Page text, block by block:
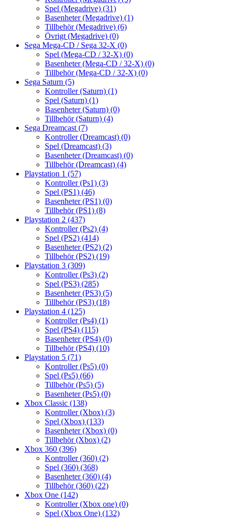
Spel (Megadrive) (31)
Basenheter (Megadrive) (1)
Tillbehör (Megadrive) (6)
Övrigt (Megadrive) (0)
Sega Mega-CD / Sega 32-X (0)
Spel (Mega-CD / 32-X) (0)
Basenheter (Mega-CD / 32-X) (0)
Tillbehör (Mega-CD / 32-X) (0)
Sega Saturn (5)
Kontroller (Saturn) (1)
Spel (Saturn) (1)
Basenheter (Saturn) (0)
Tillbehör (Saturn) (4)
Sega Dreamcast (7)
Kontroller (Dreamcast) (0)
Spel (Dreamcast) (3)
Basenheter (Dreamcast) (0)
Tillbehör (Dreamcast) (4)
Playstation 1 (57)
Kontroller (Ps1) (3)
Spel (PS1) (46)
Basenheter (PS1) (0)
Tillbehör (PS1) (8)
Playstation 2 (437)
Kontroller (Ps2) (4)
Spel (PS2) (414)
Basenheter (PS2) (2)
Tillbehör (PS2) (19)
Playstation 3 (309)
Kontroller (Ps3) (2)
Spel (PS3) (285)
Basenheter (PS3) (5)
Tillbehör (PS3) (18)
Playstation 4 (125)
Kontroller (Ps4) (1)
Spel (PS4) (115)
Basenheter (PS4) (0)
Tillbehör (PS4) (10)
Playstation 5 (71)
Kontroller (Ps5) (0)
Spel (Ps5) (66)
Tillbehör (Ps5) (5)
Basenheter (Ps5) (0)
Xbox Classic (138)
Kontroller (Xbox) (3)
Spel (Xbox) (133)
Basenheter (Xbox) (0)
Tillbehör (Xbox) (2)
Xbox 360 (396)
Kontroller (360) (2)
Spel (360) (368)
Basenheter (360) (4)
Tillbehör (360) (22)
Xbox One (142)
Kontroller (Xbox one) (0)
Spel (Xbox One) (132)